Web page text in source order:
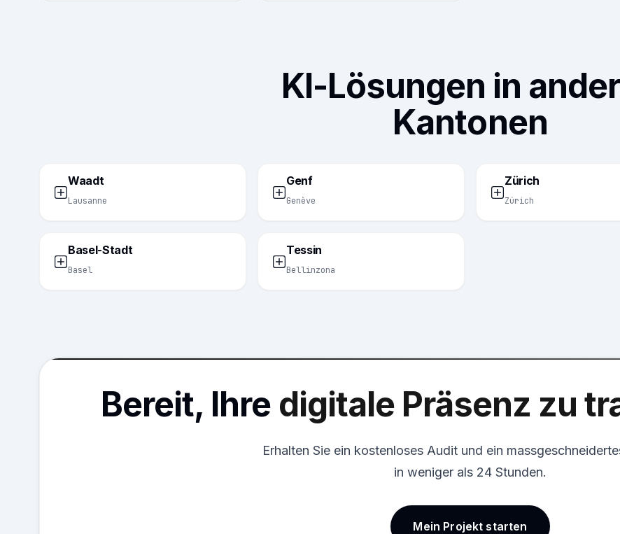
KI-Lösungen in
Kantonen
Waadt
Lausanne
Genf
Genève
Zürich
Zürich
Basel-Stadt
Basel
Tessin
Bellinzona
Bereit, Ihre digitale Präsenz zu
Erhalten Sie ein kostenloses Audit und ein
in weniger als 24 Stunden.
Mein Projekt starten